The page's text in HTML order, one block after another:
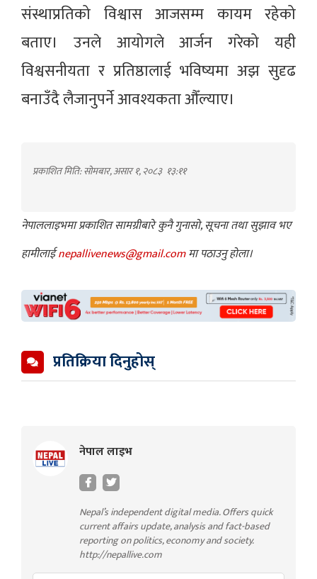
संस्थाप्रतिको विश्वास आजसम्म कायम रहेको
बताए। उनले आयोगले आर्जन गरेको यही
विश्वसनीयता र प्रतिष्ठालाई भविष्यमा अझ सुदृढ
बनाउँदै लैजानुपर्ने आवश्यकता औँल्याए।
प्रकाशित मिति: सोमबार, असार १, २०८३ १३:११
नेपाललाइभमा प्रकाशित सामग्रीबारे कुनै गुनासो, सूचना तथा सुझाव भए
हामीलाईnepallivenews@gmail.comमा पठाउनु होला।
प्रतिक्रिया दिनुहोस्
नेपाल लाइभ
Nepal’s independent digital media. Offers quick
current affairs update, analysis and fact-based
reporting on politics, economy and society.
http://nepallive.com